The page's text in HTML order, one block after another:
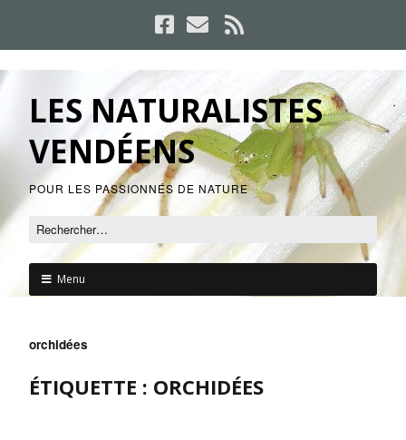
LES NATURALISTES
VENDÉENS
POUR LES PASSIONNÉS DE NATURE
Menu
orchidées
ÉTIQUETTE : ORCHIDÉES